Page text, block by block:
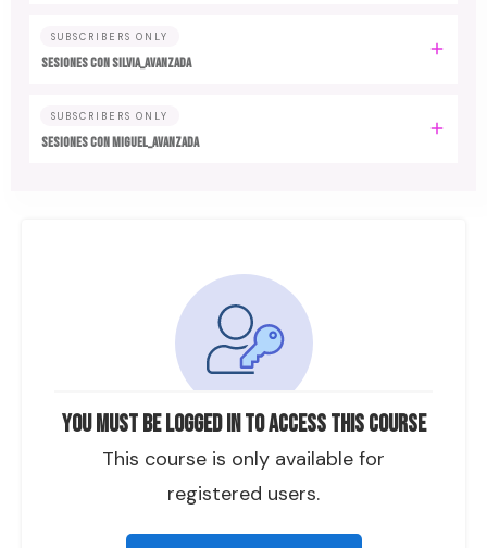
You must be logged in to access this course
This course is only available for
registered users.
SUBSCRIBERS ONLY
SESIONES CON SILVIA_AVANZADA
SUBSCRIBERS ONLY
SESIONES CON MIGUEL_AVANZADA